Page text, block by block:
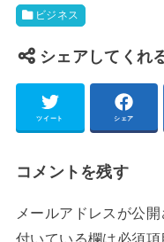
ビジネス
シェアしてくれ
ツイート シェア
コメントを残す
メールアドレスが公
付いている欄は必須項